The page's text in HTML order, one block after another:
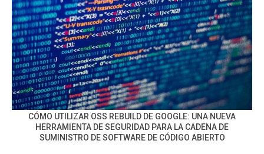
CÓMO UTILIZAR OSS REBUILD DE GOOGLE: UNA NUEVA
HERRAMIENTA DE SEGURIDAD PARA LA CADENA DE
SUMINISTRO DE SOFTWARE DE CÓDIGO ABIERTO